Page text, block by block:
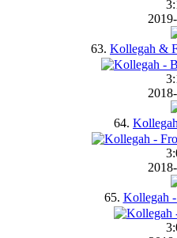
63. Kollegah &
64.
65. Kollegah